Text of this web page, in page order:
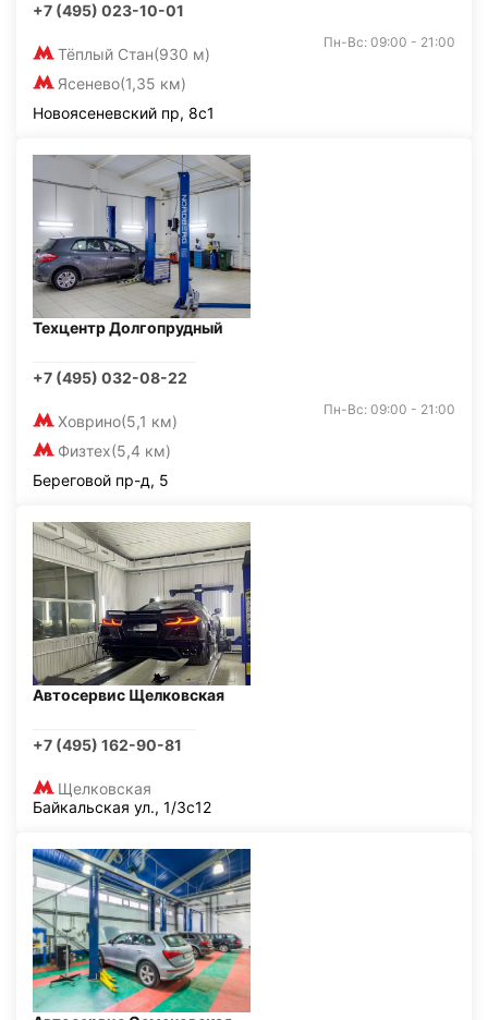
+7 (495) 023-10-01
Тёплый Стан(930 м)
Ясенево(1,35 км)
Пн-Вс: 09:00 - 21:00
Новоясеневский пр, 8с1
Техцентр Долгопрудный
+7 (495) 032-08-22
Ховрино(5,1 км)
Физтех(5,4 км)
Пн-Вс: 09:00 - 21:00
Береговой пр-д, 5
Автосервис Щелковская
+7 (495) 162-90-81
Щелковская
Байкальская ул., 1/3с12